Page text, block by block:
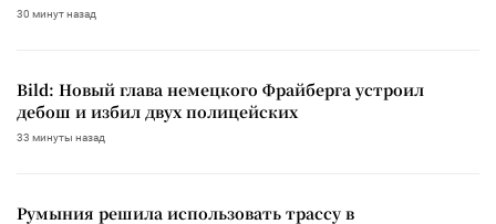
30 минут назад
Bild: Новый глава немецкого Фрайберга устроил
дебош и избил двух полицейских
33 минуты назад
Румыния решила использовать трассу в